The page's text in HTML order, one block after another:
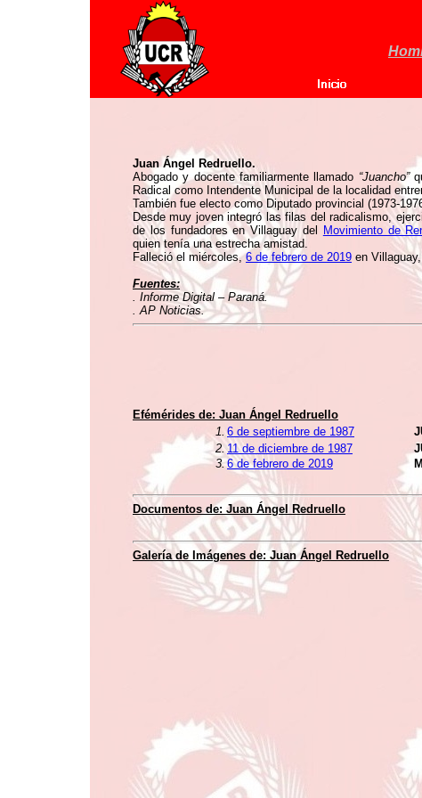
Juan Ángel Redruello.
Abogado y docente familiarmente llamado “Juancho”
Radical como Intendente Municipal de la localidad
También fue electo como Diputado provincial (1973-
Desde muy joven integró las filas del radicalismo,
de los fundadores en Villaguay del
Movimiento de
quien tenía una estrecha amistad.
Falleció el miércoles,6 de febrero de 2019 en
Fuentes:
. Informe Digital – Paraná.
. AP Noticias.
Efémérides de: Juan Ángel Redruello
1. 6 de septiembre de 1987
2. 11 de diciembre de 1987
3.6 de febrero de 2019
Documentos de: Juan Ángel Redruello
Galería de Imágenes de: Juan Ángel Redruello